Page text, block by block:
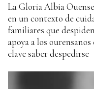
La Gloria Albia
en un contexto de
familiares que
apoya a los
clave saber despedirse